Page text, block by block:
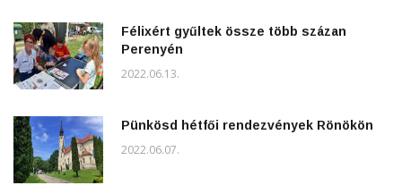
Félixért gyűltek össze több százan
Perenyén
2022.06.13.
Pünkösd hétfői rendezvények Rönökön
2022.06.07.